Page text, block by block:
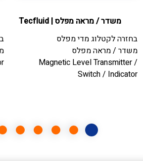
משדר / מראה מפלס|
Tecfluid
בחזרה לקטלוגמדי מפלס
משדר / מראה מפלס
Magnetic Level Transmitter /
Switch / Indicator